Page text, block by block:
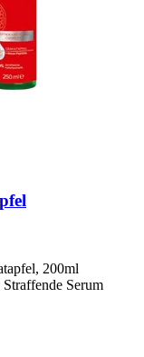
200ml
Serum